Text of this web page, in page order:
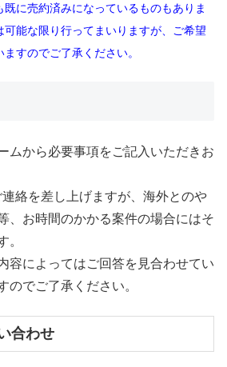
に売約済みになっているものもありま
能な限り行ってまいりますが、ご希望
すのでご了承ください。
ムから必要事項をご記入いただきお
絡を差し上げますが、海外とのや
、お時間のかかる案件の場合にはそ
。
容によってはご回答を見合わせてい
のでご了承ください。
合わせ